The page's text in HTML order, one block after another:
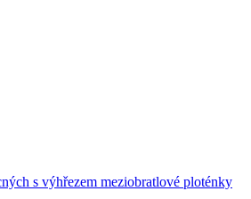
s výhřezem meziobratlové ploténky